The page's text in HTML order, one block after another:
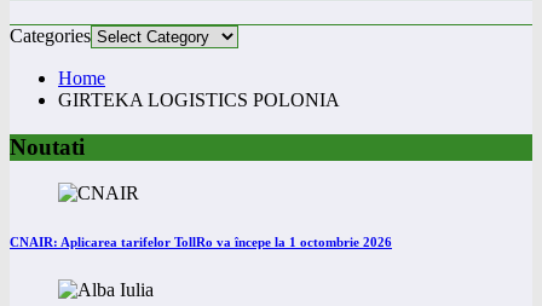
Categories
Home
GIRTEKA LOGISTICS POLONIA
Noutati
CNAIR: Aplicarea tarifelor TollRo va începe la 1 octombrie 2026